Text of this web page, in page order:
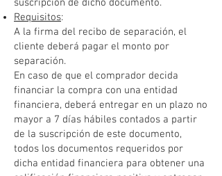
suscripción de dicho documento.
Requisitos:
A la firma del recibo de separación, el
cliente deberá pagar el monto por
separación.
En caso de que el comprador decida
financiar la compra con una entidad
financiera, deberá entregar en un plazo no
mayor a 7 días hábiles contados a partir
de la suscripción de este documento,
todos los documentos requeridos por
dicha entidad financiera para obtener una